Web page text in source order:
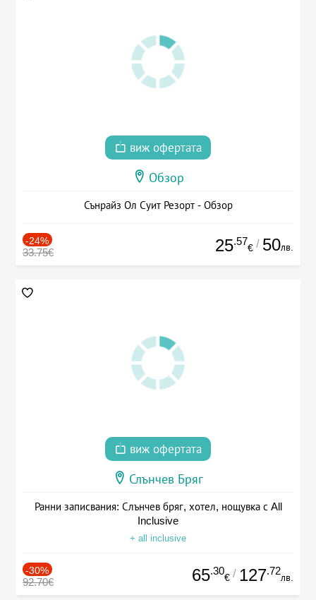
виж офертата
Обзор
Сънрайз Ол Суит Резорт - Обзор
-24%
33.75€ 25.57
€ / 50лв.
виж офертата
Слънчев Бряг
Ранни записвания: Слънчев бряг, хотел, нощувка с All
Inclusive
+ all inclusive
-30%
92.70€ 65.30
€ / 127.72
лв.